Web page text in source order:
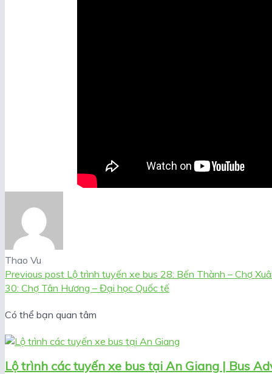
Thao Vu
Previous post Lộ trình tuyến xe bus 28: Bến Thành – Chợ
30: Chợ Tân Hương – Đại học Quốc tế
Có thể bạn quan tâm
Lộ trình các tuyến xe bus tại An Giang | Bus